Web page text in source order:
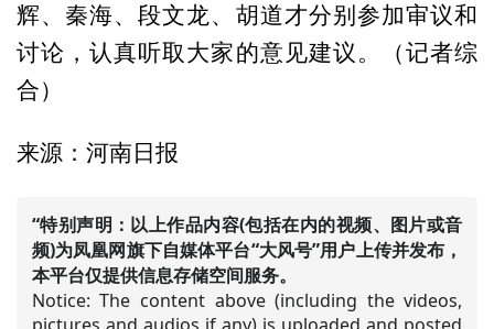
辉、秦海、段文龙、胡道才分别参加审议和
讨论，认真听取大家的意见建议。（记者综
合）
来源：河南日报
“特别声明：以上作品内容(包括在内的视频、图片或音
频)为凤凰网旗下自媒体平台“大风号”用户上传并发布，
本平台仅提供信息存储空间服务。
Notice: The content above (including the videos,
pictures and audios if any) is uploaded and posted